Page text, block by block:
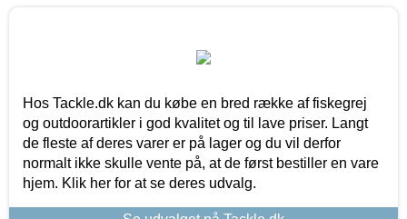
Hos Tackle.dk kan du købe en bred række af fiskegrej
og outdoorartikler i god kvalitet og til lave priser. Langt
de fleste af deres varer er på lager og du vil derfor
normalt ikke skulle vente på, at de først bestiller en vare
hjem. Klik her for at se deres udvalg.